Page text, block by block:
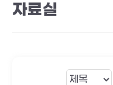
자료실